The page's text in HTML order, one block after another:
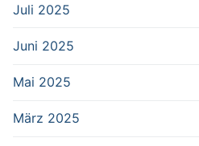
Juli 2025
Juni 2025
Mai 2025
März 2025